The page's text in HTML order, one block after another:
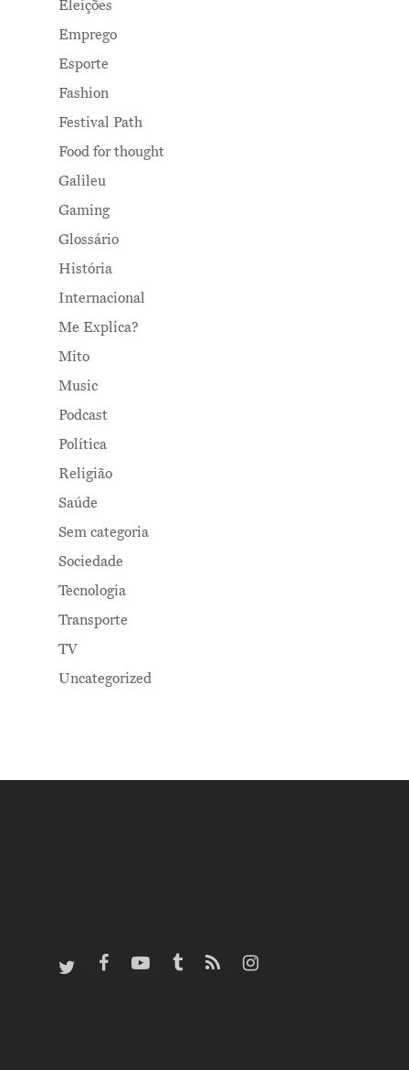
Eleições
Emprego
Esporte
Fashion
Festival Path
Food for thought
Galileu
Gaming
Glossário
História
Internacional
Me Explica?
Mito
Music
Podcast
Política
Religião
Saúde
Sem categoria
Sociedade
Tecnologia
Transporte
TV
Uncategorized